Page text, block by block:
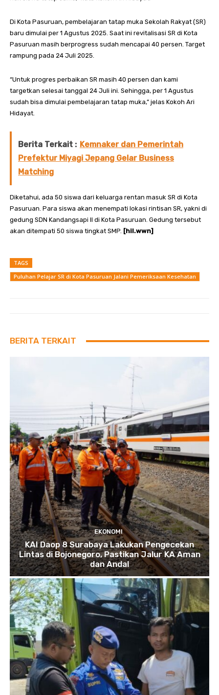
Di Kota Pasuruan, pembelajaran tatap muka Sekolah Rakyat (SR)
baru dimulai per 1 Agustus 2025. Saat ini revitalisasi SR di Kota
Pasuruan masih berprogress sudah mencapai 40 persen. Target
rampung pada 24 Juli 2025.
“Untuk progres perbaikan SR masih 40 persen dan kami
targetkan selesai tanggal 24 Juli ini. Sehingga, per 1 Agustus
sudah bisa dimulai pembelajaran tatap muka,” jelas Kokoh Ari
Hidayat.
Berita Terkait : Kemnaker dan Pemerintah
Prefektur Miyagi Jepang Gelar Business
Matching
Diketahui, ada 50 siswa dari keluarga rentan masuk SR di Kota
Pasuruan. Para siswa akan menempati lokasi rintisan SR, yakni di
gedung SDN Kandangsapi II di Kota Pasuruan. Gedung tersebut
akan ditempati 50 siswa tingkat SMP. [hil.wwn]
TAGS
Puluhan Pelajar SR di Kota Pasuruan Jalani Pemeriksaan Kesehatan
BERITA TERKAIT
EKONOMI
KAI Daop 8 Surabaya Lakukan Pengecekan
Lintas di Bojonegoro, Pastikan Jalur KA Aman
dan Andal